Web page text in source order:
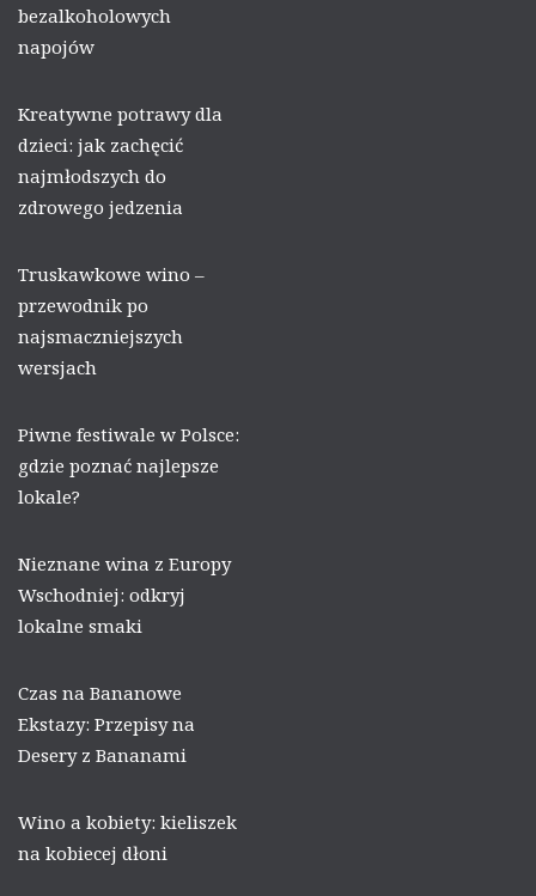
bezalkoholowych
napojów
Kreatywne potrawy dla
dzieci: jak zachęcić
najmłodszych do
zdrowego jedzenia
Truskawkowe wino –
przewodnik po
najsmaczniejszych
wersjach
Piwne festiwale w Polsce:
gdzie poznać najlepsze
lokale?
Nieznane wina z Europy
Wschodniej: odkryj
lokalne smaki
Czas na Bananowe
Ekstazy: Przepisy na
Desery z Bananami
Wino a kobiety: kieliszek
na kobiecej dłoni